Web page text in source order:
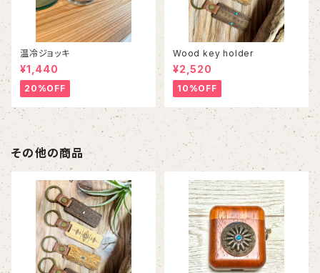
温冷ジョッキ
¥1,440
20%OFF
Wood key holder
¥2,520
10%OFF
その他の商品